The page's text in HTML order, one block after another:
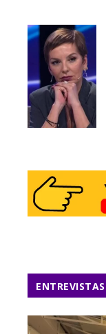
ENTREVISTAS